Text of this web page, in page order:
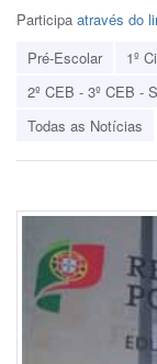
Participa através do
Pré-Escolar
1º
2º CEB - 3º CEB -
Todas as Notícias